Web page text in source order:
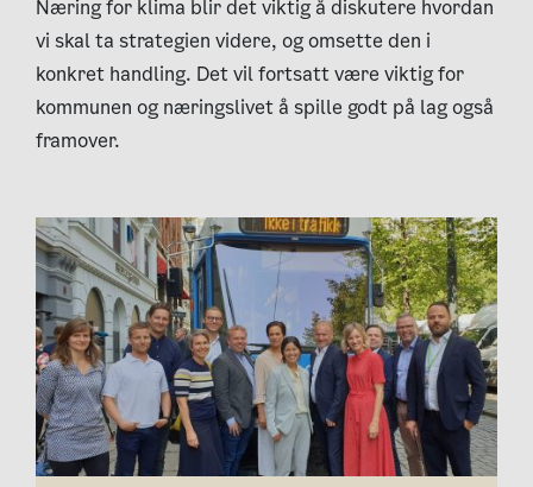
Næring for klima blir det viktig å diskutere hvordan
vi skal ta strategien videre, og omsette den i
konkret handling. Det vil fortsatt være viktig for
kommunen og næringslivet å spille godt på lag også
framover.